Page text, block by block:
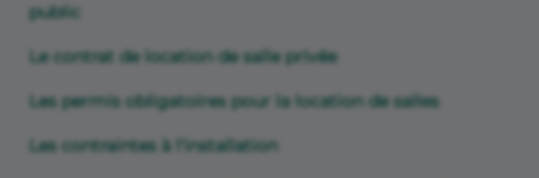
public
Le contrat de location de salle privée
Les permis obligatoires pour la location de salles
Les contraintes à l'installation